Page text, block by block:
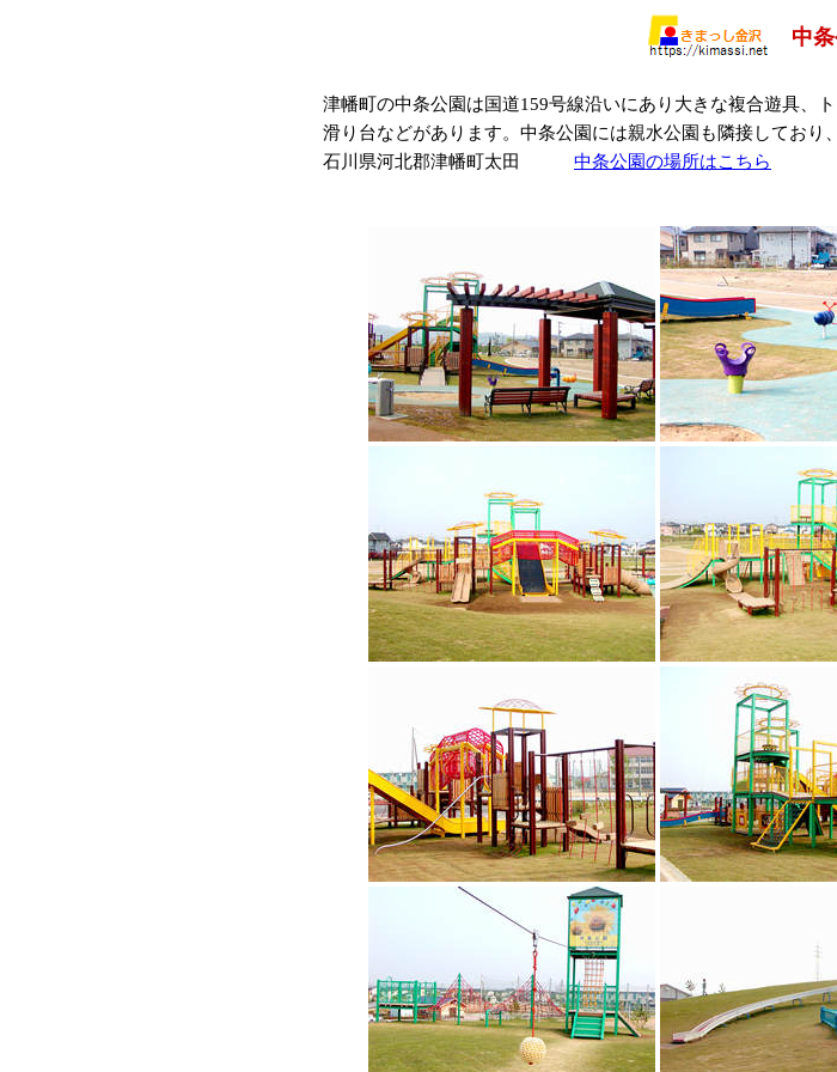
津幡町の中条公園は国道159号線沿いにあり大きな複合遊具、
滑り台などがあります。中条公園には親水公園も隣接してお
石川県河北郡津幡町太田 中条公園の場所はこちら